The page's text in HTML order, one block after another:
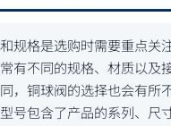
规格是选购时需要重点关
有不同的规格、材质以及
，铜球阀的选择也会有所
号包含了产品的系列、尺